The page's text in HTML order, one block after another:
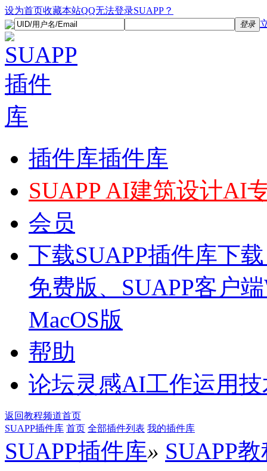
设为首页收藏本站QQ无法登录SUAPP？
登录
插件库插件库
SUAPP AI建筑设计AI
会员
下载SUAPP插件库下
免费版、SUAPP客户
MacOS版
帮助
论坛灵感AI工作运用
返回教程频道首页
SUAPP插件库 首页 全部插件列表 我的插件库
SUAPP插件库» SUAPP